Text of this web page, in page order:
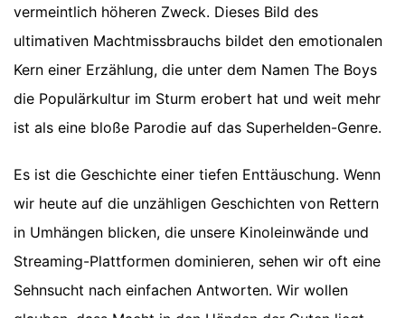
vermeintlich höheren Zweck. Dieses Bild des
ultimativen Machtmissbrauchs bildet den emotionalen
Kern einer Erzählung, die unter dem Namen The Boys
die Populärkultur im Sturm erobert hat und weit mehr
ist als eine bloße Parodie auf das Superhelden-Genre.
Es ist die Geschichte einer tiefen Enttäuschung. Wenn
wir heute auf die unzähligen Geschichten von Rettern
in Umhängen blicken, die unsere Kinoleinwände und
Streaming-Plattformen dominieren, sehen wir oft eine
Sehnsucht nach einfachen Antworten. Wir wollen